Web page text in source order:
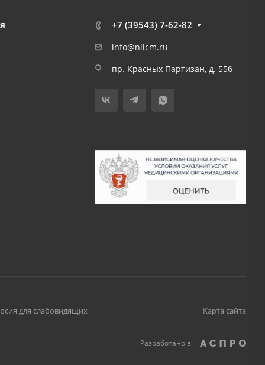
+7 (39543) 7-62-82
info@niicm.ru
пр. Красных Партизан, д. 55б
для слабовидящих Карта сайта
Разработано в